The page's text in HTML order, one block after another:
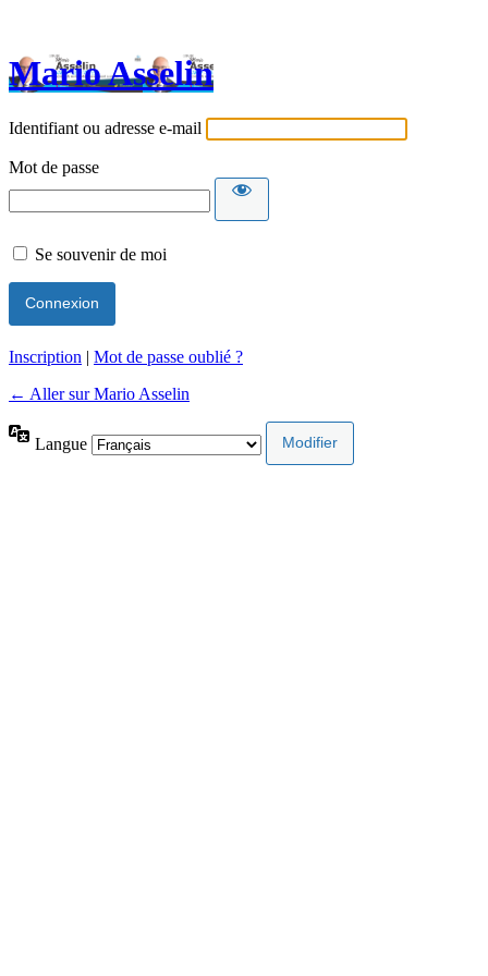
Mario Asselin
Identifiant ou adresse e-mail
Mot de passe
Se souvenir de moi
Inscription | Mot de passe oublié ?
← Aller sur Mario Asselin
Langue